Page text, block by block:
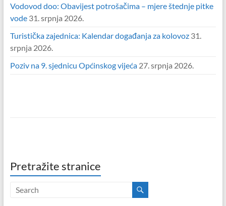
Vodovod doo: Obavijest potrošačima – mjere štednje pitke
vode 31. srpnja 2026.
Turistička zajednica: Kalendar događanja za kolovoz 31.
srpnja 2026.
Poziv na 9. sjednicu Općinskog vijeća 27. srpnja 2026.
Pretražite stranice